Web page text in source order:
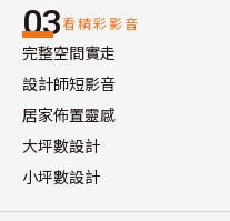
03看精彩影音
完整空間實走
設計師短影音
居家佈置靈感
大坪數設計
小坪數設計